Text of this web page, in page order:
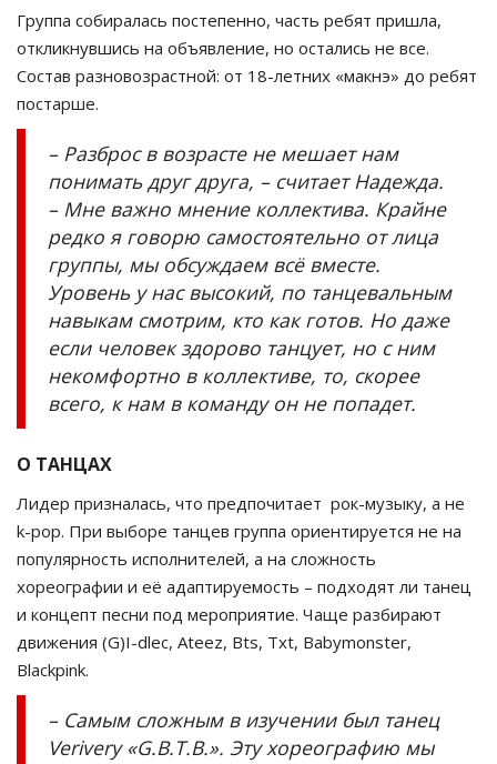
Группа собиралась постепенно, часть ребят пришла,
откликнувшись на объявление, но остались не все.
Состав разновозрастной: от 18-летних «макнэ» до ребят
постарше.
– Разброс в возрасте не мешает нам
понимать друг друга, – считает Надежда.
– Мне важно мнение коллектива. Крайне
редко я говорю самостоятельно от лица
группы, мы обсуждаем всё вместе.
Уровень у нас высокий, по танцевальным
навыкам смотрим, кто как готов. Но даже
если человек здорово танцует, но с ним
некомфортно в коллективе, то, скорее
всего, к нам в команду он не попадет.
О ТАНЦАХ
Лидер призналась, что предпочитает рок-музыку, а не
k-pop. При выборе танцев группа ориентируется не на
популярность исполнителей, а на сложность
хореографии и её адаптируемость – подходят ли танец
и концепт песни под мероприятие. Чаще разбирают
движения (G)I-dleс, Ateez, Bts, Txt, Babymonster,
Blackpink.
– Самым сложным в изучении был танец
Verivery «G.B.T.B.». Эту хореографию мы